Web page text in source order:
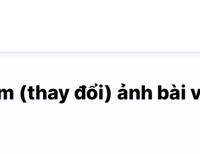
(thay đổi) ảnh bài